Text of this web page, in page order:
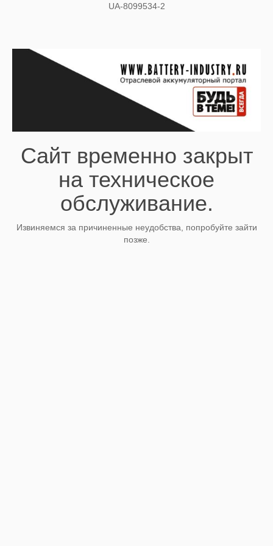
UA-8099534-2
Сайт временно закрыт
на техническое
обслуживание.
Извиняемся за причиненные неудобства, попробуйте зайти
позже.